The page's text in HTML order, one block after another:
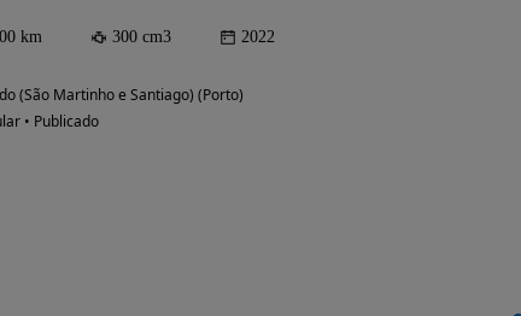
km 300 cm3 2022
(São Martinho e Santiago) (Porto)
• Publicado